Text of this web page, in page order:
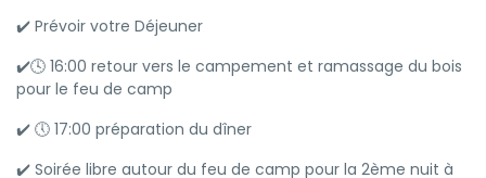
✔️ Prévoir votre Déjeuner
✔️🕓 16:00 retour vers le campement et ramassage du bois
pour le feu de camp
✔️ 🕔 17:00 préparation du dîner
✔️ Soirée libre autour du feu de camp pour la 2ème nuit à